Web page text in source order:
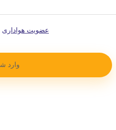
عضویت هواداری